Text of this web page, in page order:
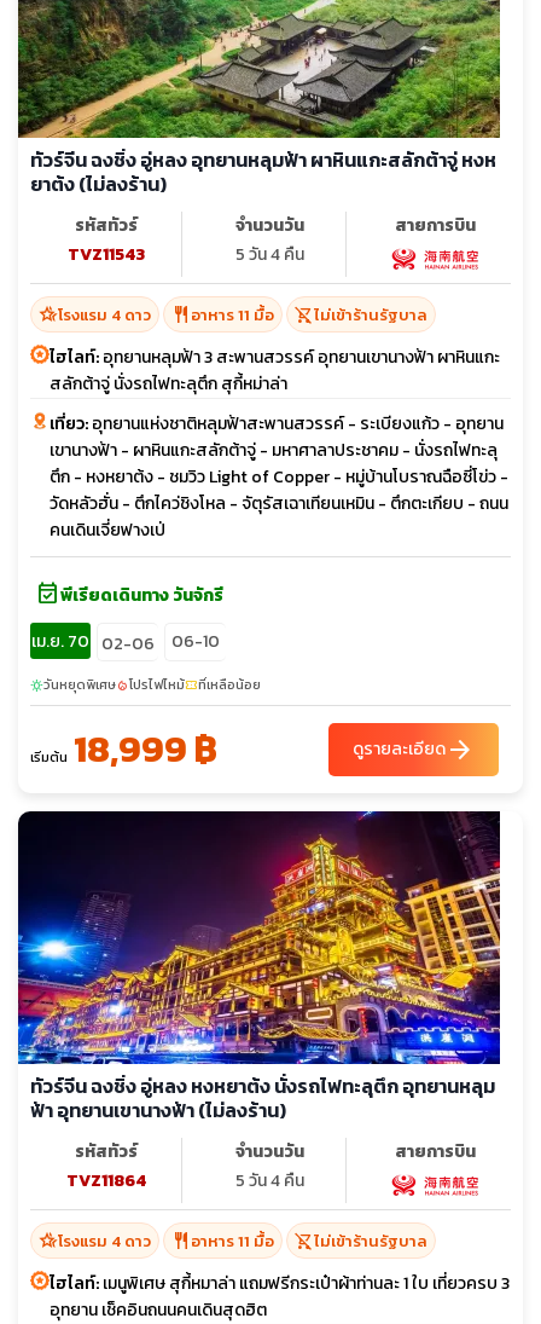
ทัวร์จีน ฉงชิ่ง อู่หลง อุทยานหลุมฟ้า ผาหินแกะสลักต้าจู่ หงห
ยาต้ง (ไม่ลงร้าน)
รหัสทัวร์
TVZ11543
จำนวนวัน
5 วัน 4 คืน
สายการบิน
hotel_classโรงแรม 4 ดาว restaurant อาหาร 11 มื้อ shopping_cart_offไม่เข้าร้านรัฐบาล
ไฮไลท์:อุทยานหลุมฟ้า 3 สะพานสวรรค์ อุทยานเขานางฟ้า ผาหินแกะ
สลักต้าจู่ นั่งรถไฟทะลุตึก สุกี้หม่าล่า
เที่ยว:อุทยานแห่งชาติหลุมฟ้าสะพานสวรรค์ - ระเบียงแก้ว - อุทยาน
เขานางฟ้า - ผาหินแกะสลักต้าจู่ - มหาศาลาประชาคม - นั่งรถไฟทะลุ
ตึก - หงหยาต้ง - ชมวิว Light of Copper - หมู่บ้านโบราณฉือซี่โข่ว -
วัดหลัวฮั่น - ตึกไคว่ชิงโหล - จัตุรัสเฉาเทียนเหมิน - ตึกตะเกียบ - ถนน
คนเดินเจี่ยฟางเป่
event_availableพีเรียดเดินทาง วันจักรี
เม.ย. 70 02-06 06-10
sunnyวันหยุดพิเศษlocal_fire_departmentโปรไฟไหม้confirmation_numberที่เหลือน้อย
เริ่มต้น 18,999 ฿ ดูรายละเอียดarrow_forward
ทัวร์จีน ฉงชิ่ง อู่หลง หงหยาต้ง นั่งรถไฟทะลุตึก อุทยานหลุม
ฟ้า อุทยานเขานางฟ้า (ไม่ลงร้าน)
รหัสทัวร์
TVZ11864
จำนวนวัน
5 วัน 4 คืน
สายการบิน
hotel_classโรงแรม 4 ดาว restaurant อาหาร 11 มื้อ shopping_cart_offไม่เข้าร้านรัฐบาล
ไฮไลท์:เมนูพิเศษ สุกี้หมาล่า แถมฟรีกระเป๋าผ้าท่านละ 1 ใบ เที่ยวครบ 3
อุทยาน เช็คอินถนนคนเดินสุดฮิต